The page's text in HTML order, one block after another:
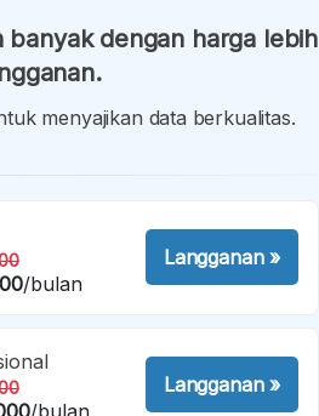
banyak dengan harga lebih
menyajikan data berkualitas.
/bulan
Langganan»
/bulan
Langganan»